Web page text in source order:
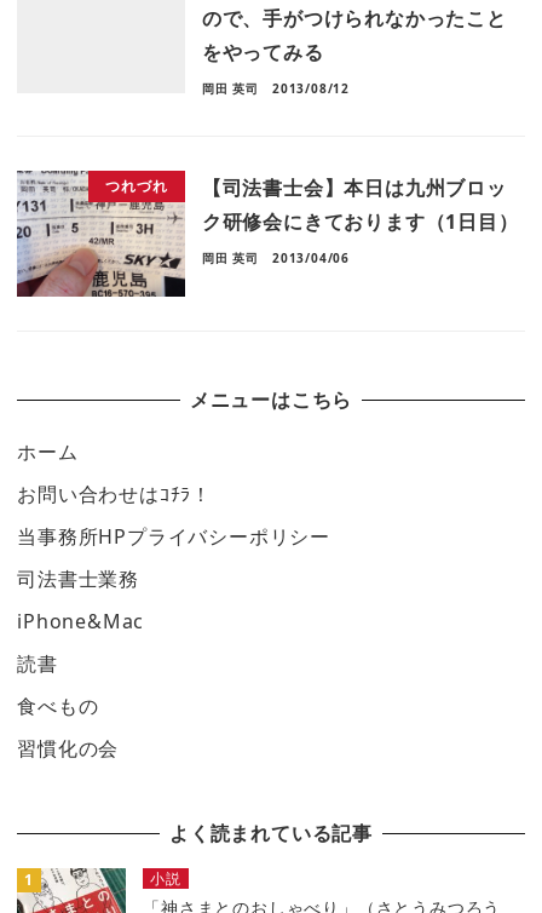
ので、手がつけられなかったこと
をやってみる
岡田 英司 2013/08/12
つれづれ
【司法書士会】本日は九州ブロッ
ク研修会にきております（1日目）
岡田 英司 2013/04/06
メニューはこちら
ホーム
お問い合わせはｺﾁﾗ！
当事務所HPプライバシーポリシー
司法書士業務
iPhone&Mac
読書
食べもの
習慣化の会
よく読まれている記事
小説
「神さまとのおしゃべり」（さとうみつろう